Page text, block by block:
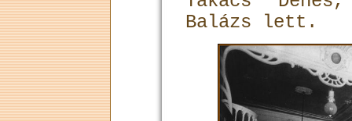
Balázs lett.